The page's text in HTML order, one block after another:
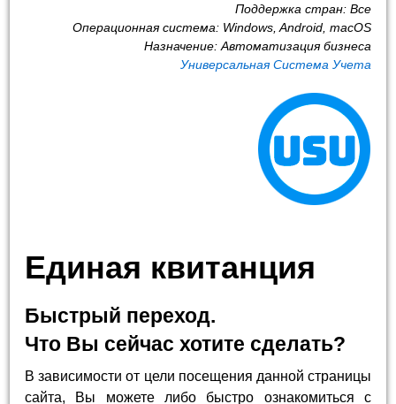
Поддержка стран: Все
Операционная система: Windows, Android, macOS
Назначение: Автоматизация бизнеса
Универсальная Система Учета
Единая квитанция
Быстрый переход.
Что Вы сейчас хотите сделать?
В зависимости от цели посещения данной страницы
сайта, Вы можете либо быстро ознакомиться с